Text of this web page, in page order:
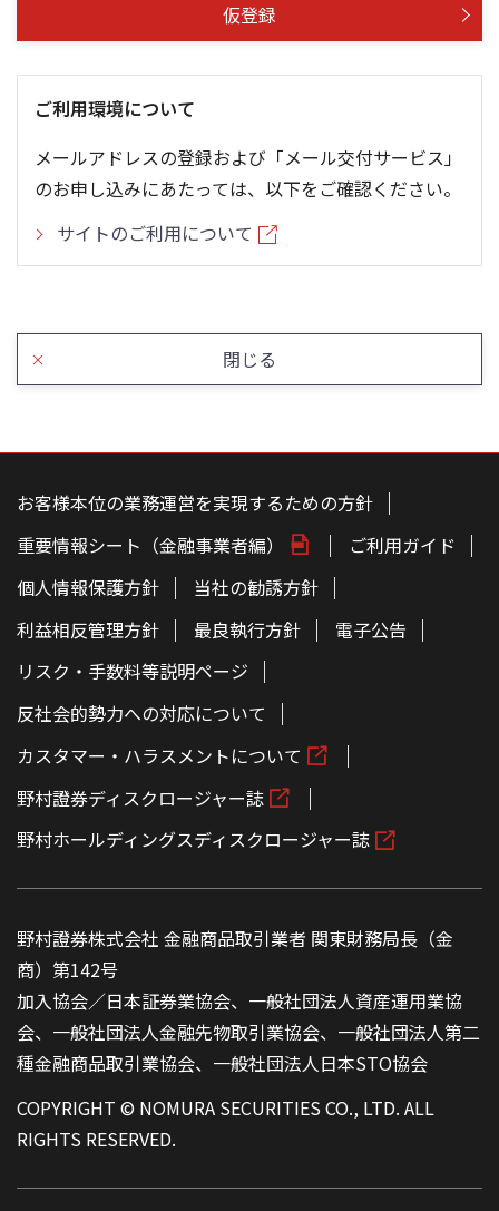
仮登録
ご利用環境について
メールアドレスの登録および「メール交付サービス」
のお申し込みにあたっては、以下をご確認ください。
サイトのご利用について
閉じる
こ
お客様本位の業務運営を実現するための方針
重要情報シート（金融事業者編）
ご利用ガイド
個人情報保護方針
当社の勧誘方針
利益相反管理方針
最良執行方針
電子公告
リスク・手数料等説明ページ
反社会的勢力への対応について
カスタマー・ハラスメントについて
野村證券ディスクロージャー誌
野村ホールディングスディスクロージャー誌
野村證券株式会社 金融商品取引業者 関東財務局長（金
商）第142号
加入協会／日本証券業協会、一般社団法人資産運用業協
会、一般社団法人金融先物取引業協会、一般社団法人第二
種金融商品取引業協会、一般社団法人日本STO協会
COPYRIGHT © NOMURA SECURITIES CO., LTD. ALL
RIGHTS RESERVED.